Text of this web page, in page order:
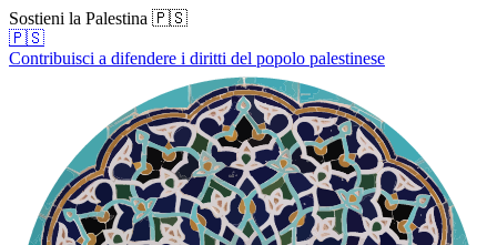
Sostieni la Palestina 🇵🇸
🇵🇸
Contribuisci a difendere i diritti del popolo palestinese